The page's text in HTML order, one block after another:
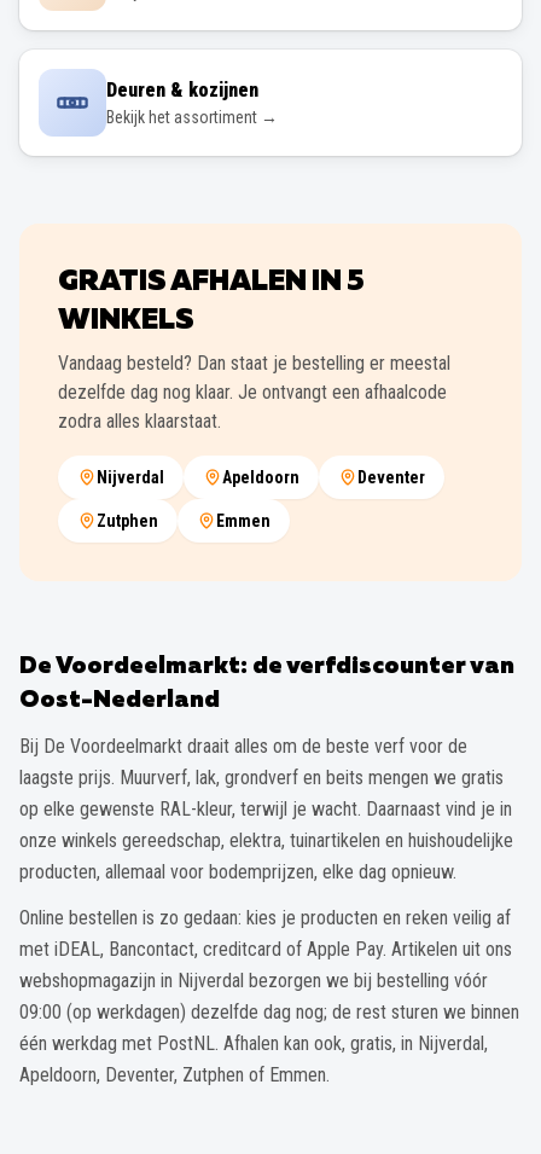
Deuren & kozijnen
Bekijk het assortiment →
GRATIS AFHALEN IN 5
WINKELS
Vandaag besteld? Dan staat je bestelling er meestal
dezelfde dag nog klaar. Je ontvangt een afhaalcode
zodra alles klaarstaat.
Nijverdal Apeldoorn Deventer
Zutphen Emmen
De Voordeelmarkt: de verfdiscounter van
Oost-Nederland
Bij De Voordeelmarkt draait alles om de beste verf voor de
laagste prijs. Muurverf, lak, grondverf en beits mengen we gratis
op elke gewenste RAL-kleur, terwijl je wacht. Daarnaast vind je in
onze winkels gereedschap, elektra, tuinartikelen en huishoudelijke
producten, allemaal voor bodemprijzen, elke dag opnieuw.
Online bestellen is zo gedaan: kies je producten en reken veilig af
met iDEAL, Bancontact, creditcard of Apple Pay. Artikelen uit ons
webshopmagazijn in Nijverdal bezorgen we bij bestelling vóór
09:00 (op werkdagen) dezelfde dag nog; de rest sturen we binnen
één werkdag met PostNL. Afhalen kan ook, gratis, in Nijverdal,
Apeldoorn, Deventer, Zutphen of Emmen.